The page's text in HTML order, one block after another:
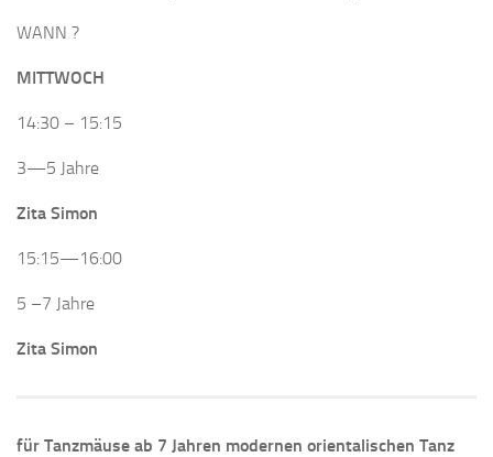
WANN ?
MITTWOCH
14:30 – 15:15
3—5 Jahre
Zita Simon
15:15—16:00
5 –7 Jahre
Zita Simon
für Tanzmäuse ab 7 Jahren modernen orientalischen Tanz